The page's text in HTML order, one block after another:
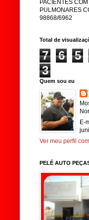
PACIENTES
PULMONARES
98868/6962
Total de
7 6 5
3
Quem sou eu
E-
Ver meu perfil
PELÉ AUTO